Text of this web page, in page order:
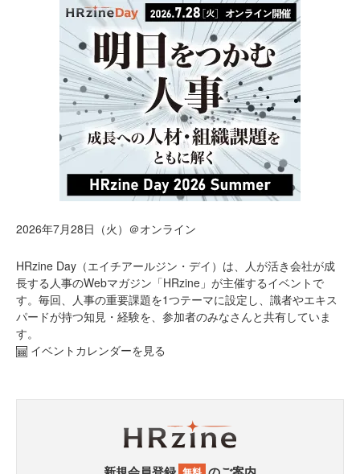
2026年7月28日（火）＠オンライン
HRzine Day（エイチアールジン・デイ）は、人が活き会社が成
長する人事のWebマガジン「HRzine」が主催するイベントで
す。毎回、人事の重要課題を1つテーマに設定し、識者やエキス
パードが持つ知見・経験を、参加者のみなさんと共有していま
す。
イベントカレンダーを見る